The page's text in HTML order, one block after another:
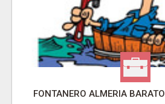
FONTANERO ALMERIA BARATO